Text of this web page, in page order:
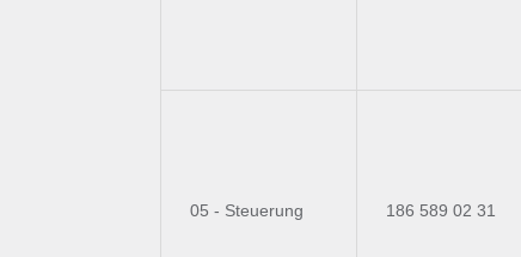
05 - Steuerung 186 589 02 31